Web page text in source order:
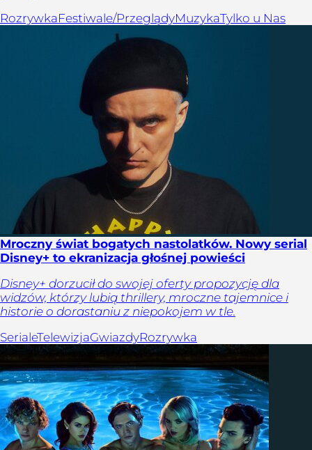
RozrywkaFestiwale/PrzeglądyMuzykaTylko u Nas
Mroczny świat bogatych nastolatków. Nowy serial
Disney+ to ekranizacja głośnej powieści
Disney+ dorzucił do swojej oferty propozycję dla
widzów, którzy lubią thrillery, mroczne tajemnice i
historie o dorastaniu z niepokojem w tle.
SerialeTelewizjaGwiazdyRozrywka